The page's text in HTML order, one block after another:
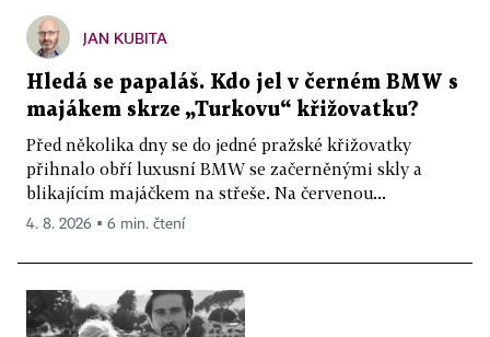
JAN KUBITA
Hledá se papaláš. Kdo jel v černém BMW s
majákem skrze „Turkovu“ křižovatku?
Před několika dny se do jedné pražské křižovatky
přihnalo obří luxusní BMW se začerněnými skly a
blikajícím majáčkem na střeše. Na červenou...
4. 8. 2026 ▪ 6 min. čtení